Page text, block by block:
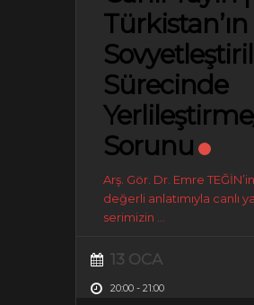
Türkistan’ın
Sürecinde
Sorunu
Arş. Gör. Dr. Emre TEĞİN’in
değerli anlatımıyla canlı
serimizin
13 OCA
20:00 - 21:00